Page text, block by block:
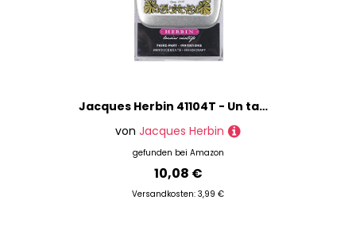
Jacques Herbin 41104T - Un tampon encreur pour pastille en laiton, Or
von Jacques Herbin
gefunden bei Amazon
10,08 €
Versandkosten: 3,99 €